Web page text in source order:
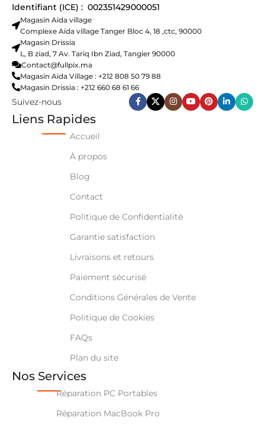
Identifiant (ICE) : 002351429000051
Magasin Aida village
Complexe Aida village Tanger Bloc 4, 18 ,ctc, 90000
Magasin Drissia
L, B ziad, 7 Av. Tariq Ibn Ziad, Tangier 90000
Contact@fullpix.ma
Magasin Aida Village : +212 808 50 79 88
Magasin Drissia : +212 660 68 61 66
Suivez-nous
Liens Rapides
Accueil
À propos
Blog
Contact
Politique de Confidentialité
Garantie satisfaction
Livraisons et retours
Paiement sécurisé
Conditions Générales de Vente
Politique de Cookies
FAQs
Plan du site
Nos Services
Réparation PC Portables
Réparation MacBook Pro